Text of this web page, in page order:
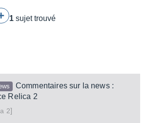
1 sujet trouvé
Commentaires sur la news :
Relica 2
2]